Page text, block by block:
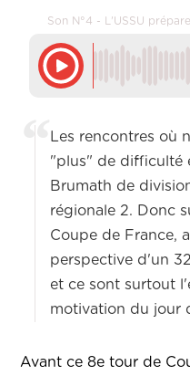
Son N°4 - L'USSU
Les rencontres où
"plus" de difficulté
Brumath de
régionale 2. Donc
Coupe de France,
perspective d'un
et ce sont surtout
motivation du jour
Avant ce 8e tour de